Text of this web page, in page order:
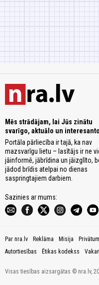
Mēs strādājam, lai Jūs zinātu
svarīgo, aktuālo un
Portāla pārliecība ir tajā, ka nav
mazsvarīgu lietu – lasītājs ir ne
jāinformē, jābrīdina un jāizglīto,
jādod brīdis atelpai no dienas
saspringtajiem darbiem.
Sazinies ar mums:
Par nra.lv Reklāma Misija
Autortiesības
Ētikas kodekss
Visas tiesības aizsargātas © nra.lv,